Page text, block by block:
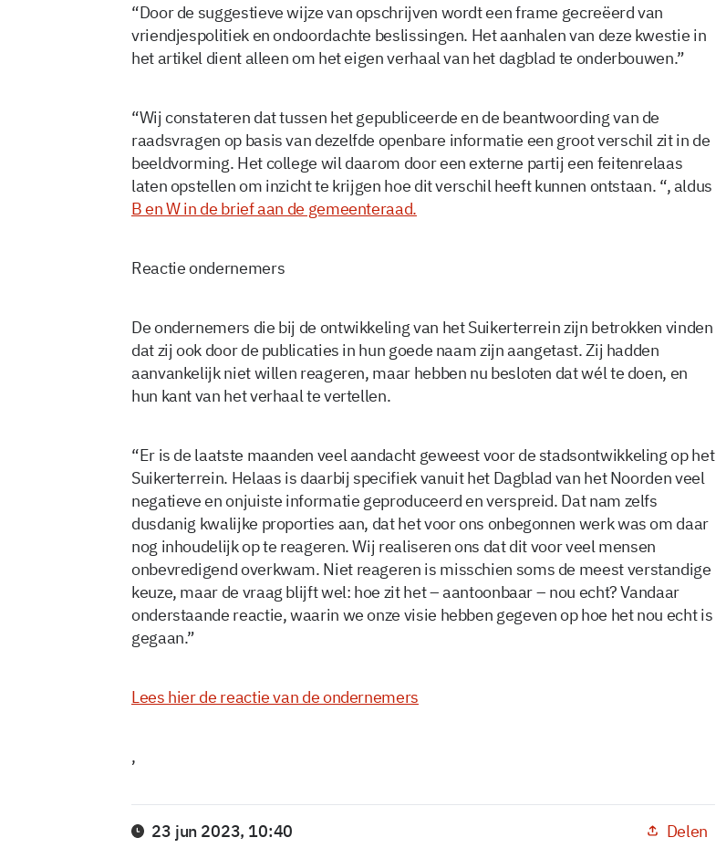
“Door de suggestieve wijze van opschrijven wordt een frame gecreëerd van
vriendjespolitiek en ondoordachte beslissingen. Het aanhalen van deze kwestie in
het artikel dient alleen om het eigen verhaal van het dagblad te onderbouwen.”
“Wij constateren dat tussen het gepubliceerde en de beantwoording van de
raadsvragen op basis van dezelfde openbare informatie een groot verschil zit in de
beeldvorming. Het college wil daarom door een externe partij een feitenrelaas
laten opstellen om inzicht te krijgen hoe dit verschil heeft kunnen ontstaan. “, aldus
B en W in de brief aan de gemeenteraad.
Reactie ondernemers
De ondernemers die bij de ontwikkeling van het Suikerterrein zijn betrokken vinden
dat zij ook door de publicaties in hun goede naam zijn aangetast. Zij hadden
aanvankelijk niet willen reageren, maar hebben nu besloten dat wél te doen, en
hun kant van het verhaal te vertellen.
“Er is de laatste maanden veel aandacht geweest voor de stadsontwikkeling op het
Suikerterrein. Helaas is daarbij specifiek vanuit het Dagblad van het Noorden veel
negatieve en onjuiste informatie geproduceerd en verspreid. Dat nam zelfs
dusdanig kwalijke proporties aan, dat het voor ons onbegonnen werk was om daar
nog inhoudelijk op te reageren. Wij realiseren ons dat dit voor veel mensen
onbevredigend overkwam. Niet reageren is misschien soms de meest verstandige
keuze, maar de vraag blijft wel: hoe zit het – aantoonbaar – nou echt? Vandaar
onderstaande reactie, waarin we onze visie hebben gegeven op hoe het nou echt is
gegaan.”
Lees hier de reactie van de ondernemers
,
23 jun 2023, 10:40 Delen